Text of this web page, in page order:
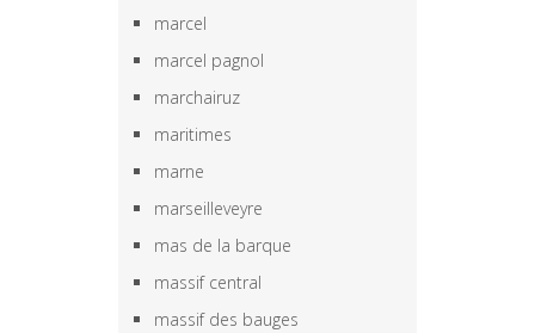
marcel
marcel pagnol
marchairuz
maritimes
marne
marseilleveyre
mas de la barque
massif central
massif des bauges